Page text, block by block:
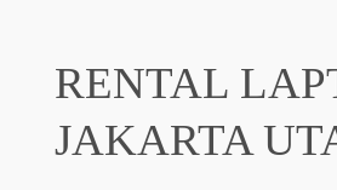
RENTAL
JAKARTA